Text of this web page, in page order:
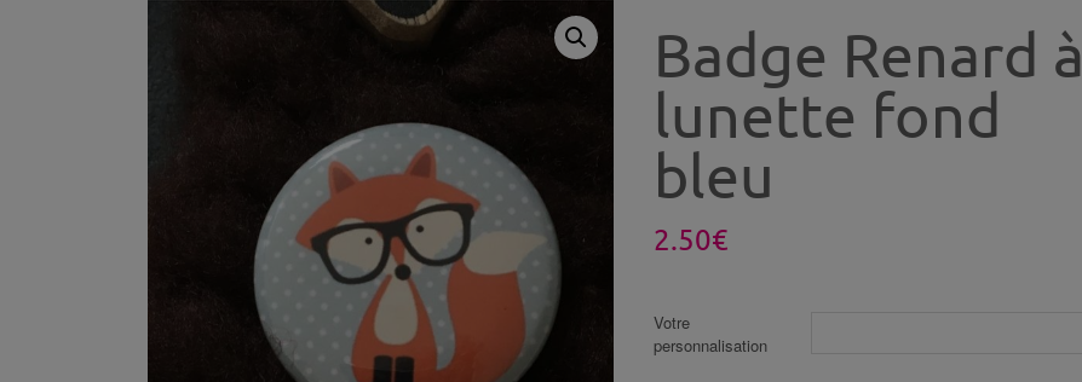
Badge Renard à
lunette fond
bleu
2.50€
Votre
personnalisation